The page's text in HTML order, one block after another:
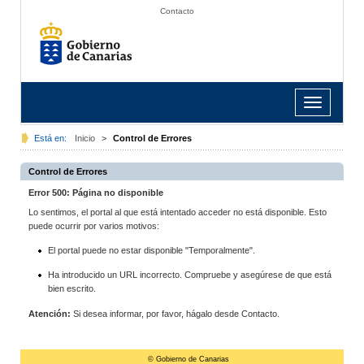
Contacto
Toggle
navigation
Está en: Inicio > Control de Errores
Control de Errores
Error 500: Página no disponible
Lo sentimos, el portal al que está intentado acceder no está disponible. Esto
puede ocurrir por varios motivos:
El portal puede no estar disponible "Temporalmente".
Ha introducido un URL incorrecto. Compruebe y asegúrese de que está
bien escrito.
Atención: Si desea informar, por favor, hágalo desde Contacto.
© Gobierno de Canarias